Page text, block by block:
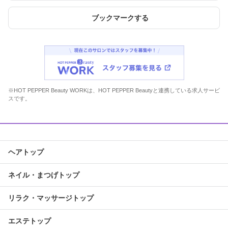
ブックマークする
※HOT PEPPER Beauty WORKは、HOT PEPPER Beautyと連携している求人サービ
スです。
ヘアトップ
ネイル・まつげトップ
リラク・マッサージトップ
エステトップ